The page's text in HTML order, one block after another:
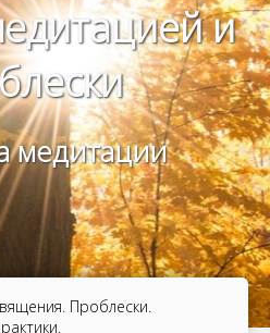
и
медитации
Проблески.